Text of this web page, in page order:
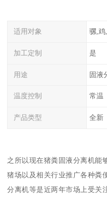
适用对象
加工定制 是
用途 固液
温度控制 常温
产品类型 全新
之所以现在猪粪固液分离机能
猪场以及相关行业推广各种粪
分离机等是近两年市场上受关